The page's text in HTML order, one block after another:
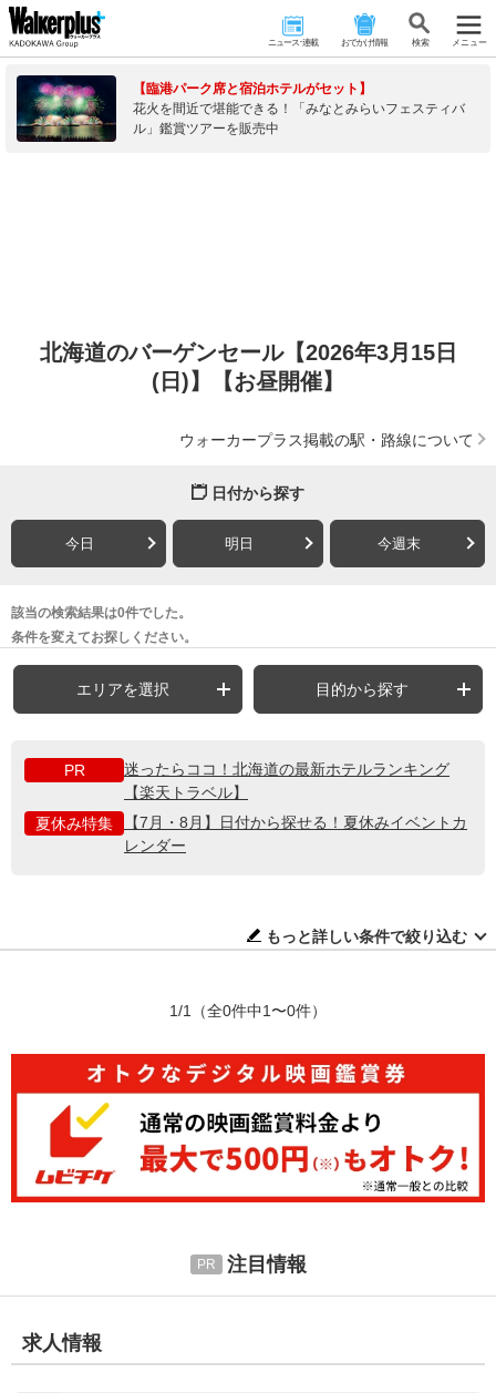
ニュース･連載 おでかけ情報 検 索 メニュー
【臨港パーク席と宿泊ホテルがセット】
花火を間近で堪能できる！「みなとみらいフェスティバ
ル」鑑賞ツアーを販売中
北海道のバーゲンセール【2026年3月15日
(日)】【お昼開催】
ウォーカープラス掲載の駅・路線について
日付から探す
今日 明日 今週末
該当の検索結果は0件でした。
条件を変えてお探しください。
エリアを選択 目的から探す
PR
迷ったらココ！北海道の最新ホテルランキング
【楽天トラベル】
夏休み特集
【7月・8月】日付から探せる！夏休みイベントカ
レンダー
もっと詳しい条件で絞り込む
1/1 （全0件中1〜0件）
注目情報
求人情報